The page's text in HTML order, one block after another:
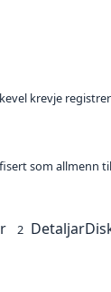
krevje
som allmenn
2 Detaljar